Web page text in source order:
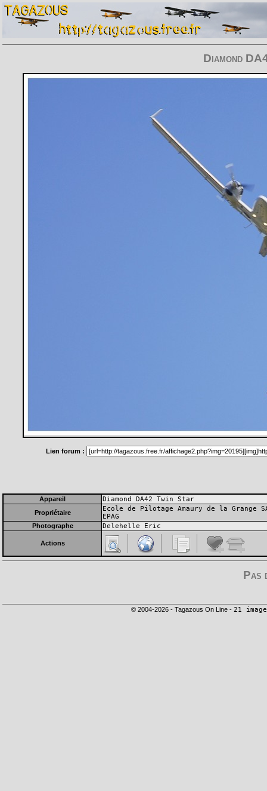
Diamond
Lien forum :
Appareil Diamond DA42 Twin Star
Propriétaire
Ecole de Pilotage Amaury de la Grange
EPAG
Photographe Delehelle Eric
Actions
Pas
© 2004-2026 - Tagazous On Line - 21